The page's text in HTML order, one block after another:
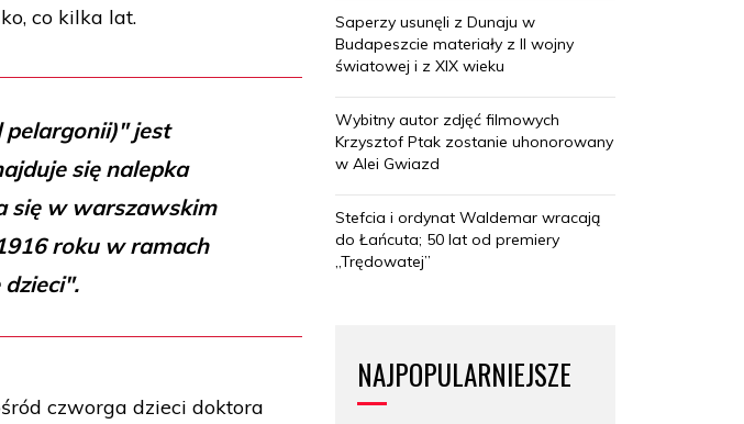
co kilka lat.
pelargonii)" jest
się nalepka
się w warszawskim
roku w ramach
czworga dzieci doktora
Saperzy usunęli z Dunaju w
Budapeszcie materiały z II wojny
światowej i z XIX wieku
Wybitny autor zdjęć filmowych
Krzysztof Ptak zostanie uhonorowany
w Alei Gwiazd
Stefcia i ordynat Waldemar wracają
do Łańcuta; 50 lat od premiery
„Trędowatej”
NAJPOPULARNIEJSZE